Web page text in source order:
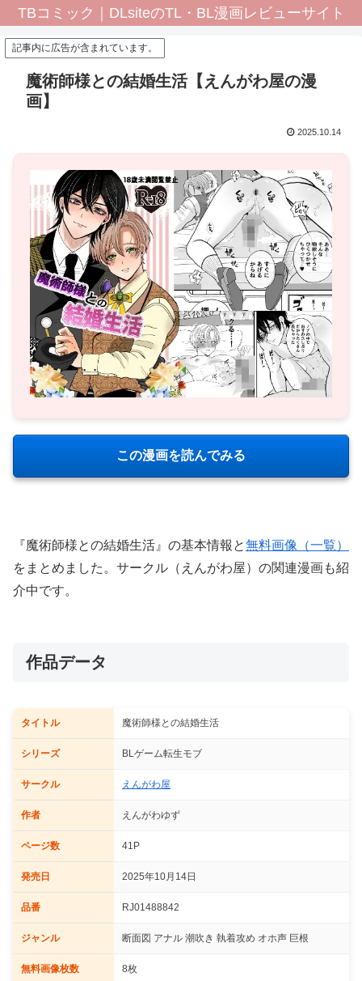
TBコミック｜DLsiteのTL・BL漫画レビューサイト
記事内に広告が含まれています。
魔術師様との結婚生活【えんがわ屋の漫
画】
2025.10.14
この漫画を読んでみる
『魔術師様との結婚生活』の基本情報と無料画像（一覧）
をまとめました。サークル（えんがわ屋）の関連漫画も紹
介中です。
作品データ
タイトル 魔術師様との結婚生活
シリーズ BLゲーム転生モブ
サークル えんがわ屋
作者 えんがわゆず
ページ数 41P
発売日 2025年10月14日
品番 RJ01488842
ジャンル 断面図 アナル 潮吹き 執着攻め オホ声 巨根
無料画像枚数 8枚